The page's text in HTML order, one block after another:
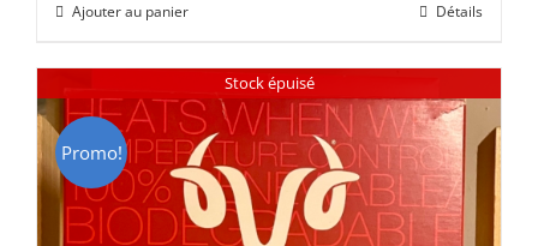
était :
CHF 69.00.CHF 49.00.
Ajouter au panier Détails
Stock épuisé
Promo!